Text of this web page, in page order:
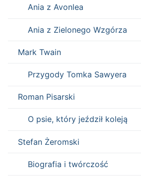
Ania z Avonlea
Ania z Zielonego Wzgórza
Mark Twain
Przygody Tomka Sawyera
Roman Pisarski
O psie, który jeździł koleją
Stefan Żeromski
Biografia i twórczość